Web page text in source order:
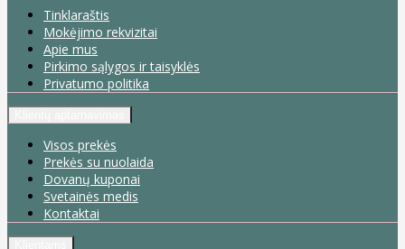
Tinklaraštis
Mokėjimo rekvizitai
Apie mus
Pirkimo sąlygos ir taisyklės
Privatumo politika
Visos prekės
Prekės su nuolaida
Dovanų kuponai
Svetainės medis
Kontaktai